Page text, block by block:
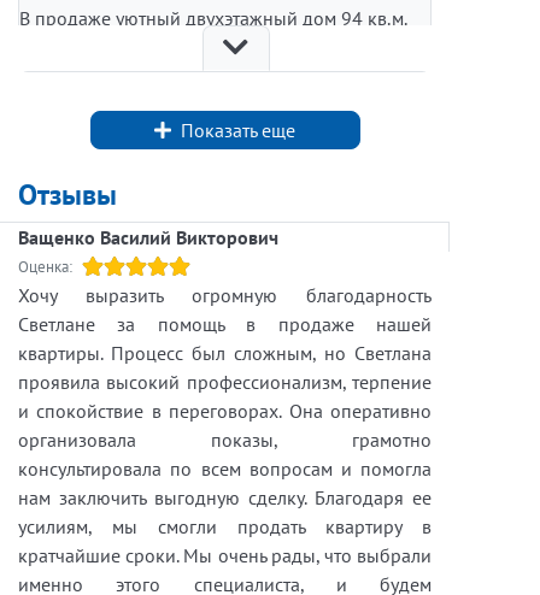
В продаже уютный двухэтажный дом 94 кв.м.
на участке 6,29 соток в СНТ «Автомобилист»,
массив Трубников Бор, Тосненского района.
На территории продумано всё до мелочей. Вам
не придется тратить годы на стройку:
колодец с чистой водой, теплица, ухоженные
грядки. Сад, который растили годами - здесь
уже растут взрослые плодовые деревья,
ягодные кусты, шикарный виноградник и
многолетние цветы. Первый урожай вы
получите в первый же сезон!
В доме продуманная планировка - три жилые
комнаты: просторная гостиная на первом этаже
с настоящей печью и две спальни на втором
этаже. Идеально для семьи с детьми или приема
гостей.
Участок крайний, граничит с другим СНТ и
упирается прямо в лес – чистый воздух, грибы
и ягоды. Никаких соседей вплотную к забору.
Показать еще
Отзывы
Ващенко Василий Викторович
Оценка:
Хочу выразить огромную благодарность
Светлане за помощь в продаже нашей
квартиры. Процесс был сложным, но Светлана
проявила высокий профессионализм, терпение
и спокойствие в переговорах. Она оперативно
организовала показы, грамотно
консультировала по всем вопросам и помогла
нам заключить выгодную сделку. Благодаря ее
усилиям, мы смогли продать квартиру в
кратчайшие сроки. Мы очень рады, что выбрали
именно этого специалиста, и будем